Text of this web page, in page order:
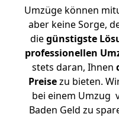
Umzüge können
aber keine Sorge,
diegünstigste
professionellen
stets daran, Ihnen
Preisezu bieten.
bei einem Umzug
Baden Geld zu